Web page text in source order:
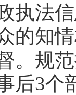
执法
的知
。规
后3个